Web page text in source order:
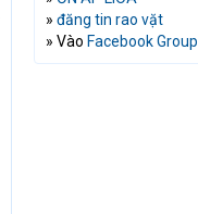
» đăng tin rao vặt
» Vào Facebook Group